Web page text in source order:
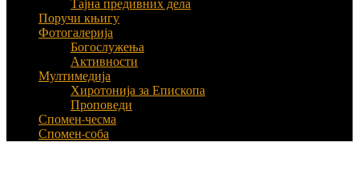
Тајна предивних дела
Поручи књигу
Фотогалерија
Богослужења
Активности
Мултимедија
Хиротонија за Епископа
Проповеди
Спомен-чесма
Спомен-соба